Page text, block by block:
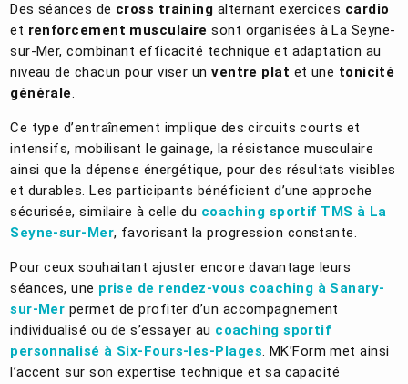
Des séances de cross training alternant exercices cardio
et renforcement musculaire sont organisées à La Seyne-
sur-Mer, combinant efficacité technique et adaptation au
niveau de chacun pour viser unventre plat et une tonicité
générale.
Ce type d’entraînement implique des circuits courts et
intensifs, mobilisant le gainage, la résistance musculaire
ainsi que la dépense énergétique, pour des résultats visibles
et durables. Les participants bénéficient d’une approche
sécurisée, similaire à celle du coaching sportif TMS à La
Seyne-sur-Mer, favorisant la progression constante.
Pour ceux souhaitant ajuster encore davantage leurs
séances, une prise de rendez-vous coaching à Sanary-
sur-Mer permet de profiter d’un accompagnement
individualisé ou de s’essayer au coaching sportif
personnalisé à Six-Fours-les-Plages. MK’Form met ainsi
l’accent sur son expertise technique et sa capacité